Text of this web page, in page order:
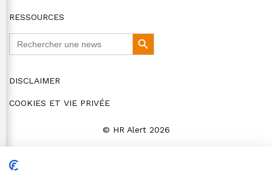
RESSOURCES
Search
Button
DISCLAIMER
COOKIES ET VIE PRIVÉE
© HR Alert 2026